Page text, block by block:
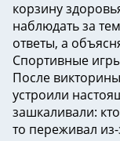
корзину
наблюдать за
ответы, а
Спортивные
После
устроили
зашкаливали:
то переживал